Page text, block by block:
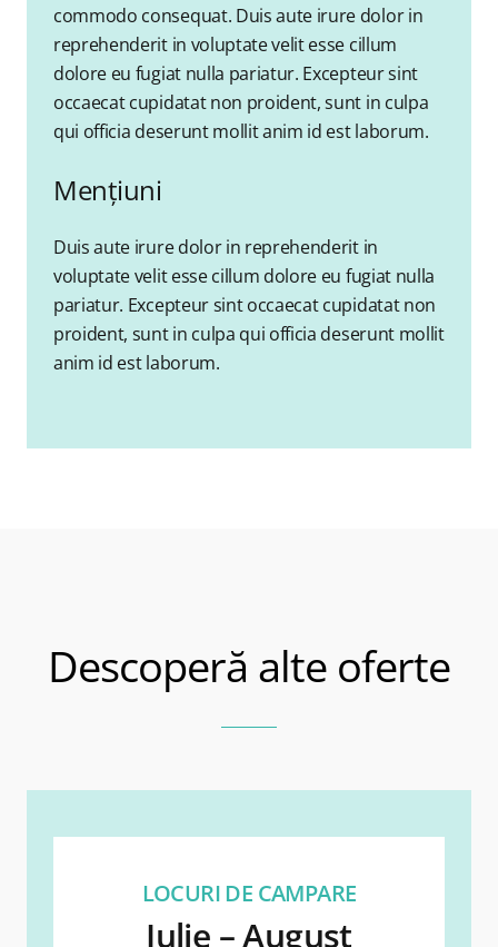
commodo consequat. Duis aute irure dolor in
reprehenderit in voluptate velit esse cillum
dolore eu fugiat nulla pariatur. Excepteur sint
occaecat cupidatat non proident, sunt in culpa
qui officia deserunt mollit anim id est laborum.
Mențiuni
Duis aute irure dolor in reprehenderit in
voluptate velit esse cillum dolore eu fugiat nulla
pariatur. Excepteur sint occaecat cupidatat non
proident, sunt in culpa qui officia deserunt mollit
anim id est laborum.
Descoperă alte oferte
LOCURI DE CAMPARE
Iulie – August